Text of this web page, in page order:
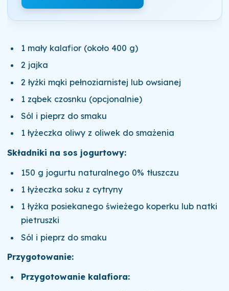
1 mały kalafior (około 400 g)
2 jajka
2 łyżki mąki pełnoziarnistej lub owsianej
1 ząbek czosnku (opcjonalnie)
Sól i pieprz do smaku
1 łyżeczka oliwy z oliwek do smażenia
Składniki na sos jogurtowy:
150 g jogurtu naturalnego 0% tłuszczu
1 łyżeczka soku z cytryny
1 łyżka posiekanego świeżego koperku lub natki
pietruszki
Sól i pieprz do smaku
Przygotowanie:
Przygotowanie kalafiora: